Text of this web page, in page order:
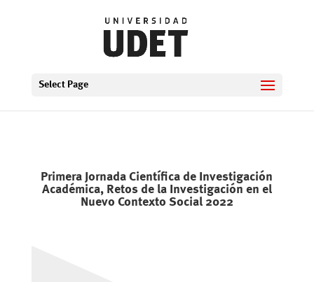
Select Page
Primera Jornada Científica de Investigación
Académica, Retos de la Investigación en el
Nuevo Contexto Social 2022